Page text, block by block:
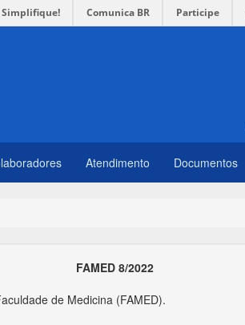
Simplifique! Comunica BR Participe
Atendimento Documentos
FAMED 8/2022
de Medicina (FAMED).